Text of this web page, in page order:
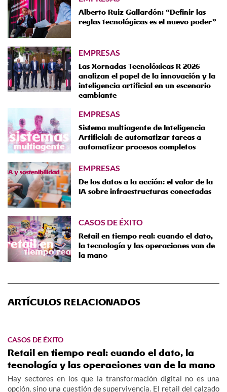
Alberto Ruiz Gallardón: “Definir las
reglas tecnológicas es el nuevo poder”
EMPRESAS
Las Xornadas Tecnolóxicas R 2026
analizan el papel de la innovación y la
inteligencia artificial en un escenario
cambiante
EMPRESAS
Sistema multiagente de Inteligencia
Artificial: de automatizar tareas a
automatizar procesos completos
EMPRESAS
De los datos a la acción: el valor de la
IA sobre infraestructuras conectadas
CASOS DE ÉXITO
Retail en tiempo real: cuando el dato,
la tecnología y las operaciones van de
la mano
ARTÍCULOS RELACIONADOS
CASOS DE ÉXITO
Retail en tiempo real: cuando el dato, la
tecnología y las operaciones van de la mano
Hay sectores en los que la transformación digital no es una
opción, sino una cuestión de supervivencia. El retail del calzado